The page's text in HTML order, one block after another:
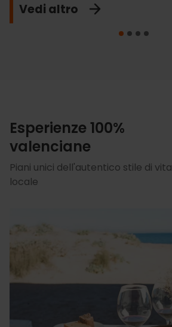
Vedi altro
Esperienze 100%
valenciane
Piani unici dell'autentico stile di vita
locale